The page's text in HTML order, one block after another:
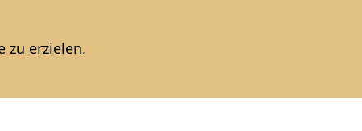
zu erzielen.